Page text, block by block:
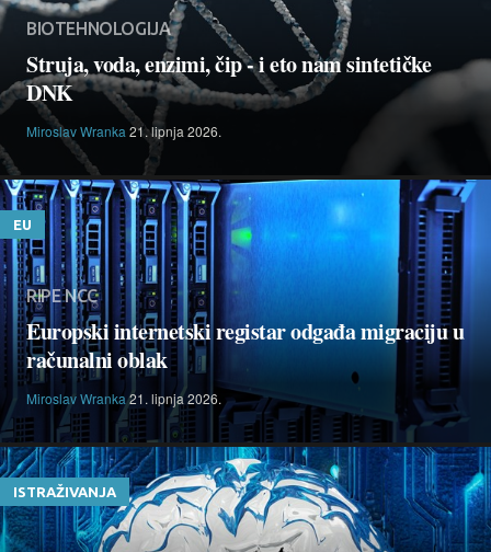
BIOTEHNOLOGIJA
Struja, voda, enzimi, čip - i eto nam sintetičke
DNK
Miroslav Wranka 21. lipnja 2026.
EU
RIPE NCC
Europski internetski registar odgađa migraciju u
računalni oblak
Miroslav Wranka 21. lipnja 2026.
ISTRAŽIVANJA